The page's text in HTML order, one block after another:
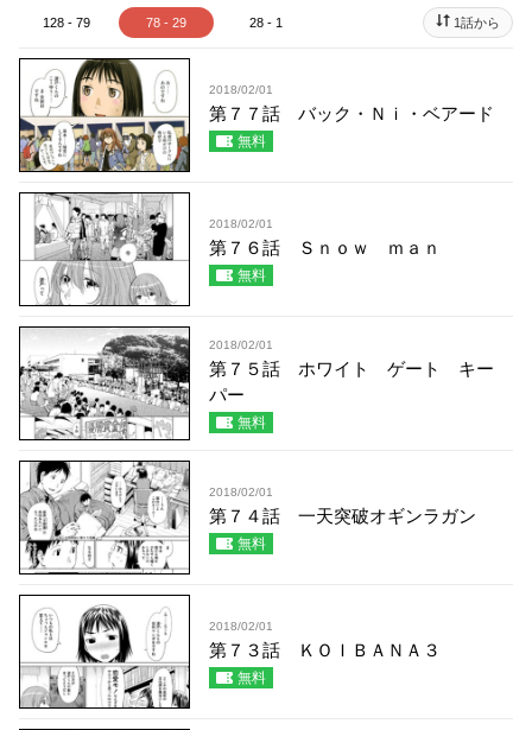
128 - 79 78 - 29 28 - 1 1話から
2018/02/01
第７７話 バック・Ｎｉ・ベアード
無料
2018/02/01
第７６話 Ｓｎｏｗ ｍａｎ
無料
2018/02/01
第７５話 ホワイト ゲート キー
パー
無料
2018/02/01
第７４話 一天突破オギンラガン
無料
2018/02/01
第７３話 ＫＯＩＢＡＮＡ３
無料